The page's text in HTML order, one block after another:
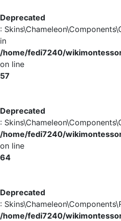
Deprecated
:
in
/home/fedi7240/
on line
57
Deprecated
:
/home/fedi7240/
on line
64
Deprecated
:
/home/fedi7240/